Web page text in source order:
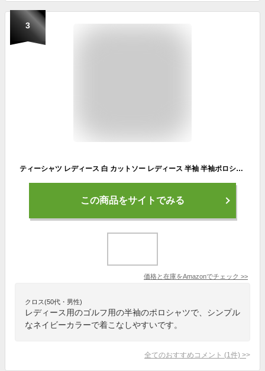
3
ティーシャツ レディース 白 カットソー レディース 半袖 半袖ポロシャツ レディース 無地 ゴルフウェア テニスウエア スポーツポロ カットソー スリムフィット ポロシャツ 普段着 日常着 部屋着 通学 通勤（XL/ブラック）
この商品をサイトでみる
価格と在庫をAmazonでチェック >>
クロス(50代・男性)
レディース用のゴルフ用の半袖のポロシャツで、シンプル
なネイビーカラーで着こなしやすいです。
全てのおすすめコメント (1 件) >